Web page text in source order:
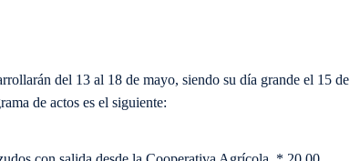
del 13 al 18 de mayo, siendo su día grande el 15 de
de actos es el siguiente: